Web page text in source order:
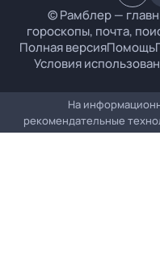
© Рамблер —
гороскопы, почта,
Полная версияПомощь
Условия
На
рекомендательные